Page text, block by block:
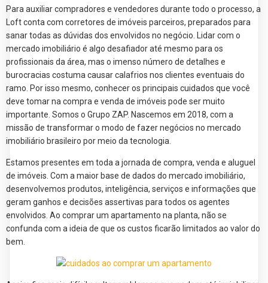
Para auxiliar compradores e vendedores durante todo o processo, a
Loft conta com corretores de imóveis parceiros, preparados para
sanar todas as dúvidas dos envolvidos no negócio. Lidar com o
mercado imobiliário é algo desafiador até mesmo para os
profissionais da área, mas o imenso número de detalhes e
burocracias costuma causar calafrios nos clientes eventuais do
ramo. Por isso mesmo, conhecer os principais cuidados que você
deve tomar na compra e venda de imóveis pode ser muito
importante. Somos o Grupo ZAP. Nascemos em 2018, com a
missão de transformar o modo de fazer negócios no mercado
imobiliário brasileiro por meio da tecnologia.
Estamos presentes em toda a jornada de compra, venda e aluguel
de imóveis. Com a maior base de dados do mercado imobiliário,
desenvolvemos produtos, inteligência, serviços e informações que
geram ganhos e decisões assertivas para todos os agentes
envolvidos. Ao comprar um apartamento na planta, não se
confunda com a ideia de que os custos ficarão limitados ao valor do
bem.